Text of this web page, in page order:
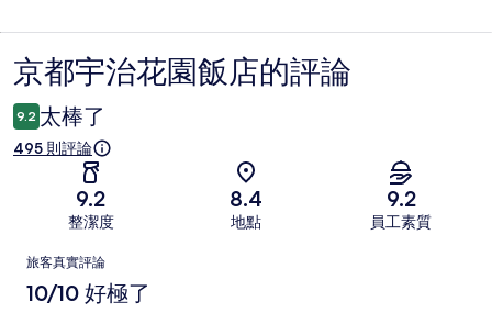
評
論
京都宇治花園飯店的評論
9.2 太棒了
495 則評論
9.2
整潔度
8.4
地點
9.2
員工素質
評
論
旅客真實評論
10/10 好極了